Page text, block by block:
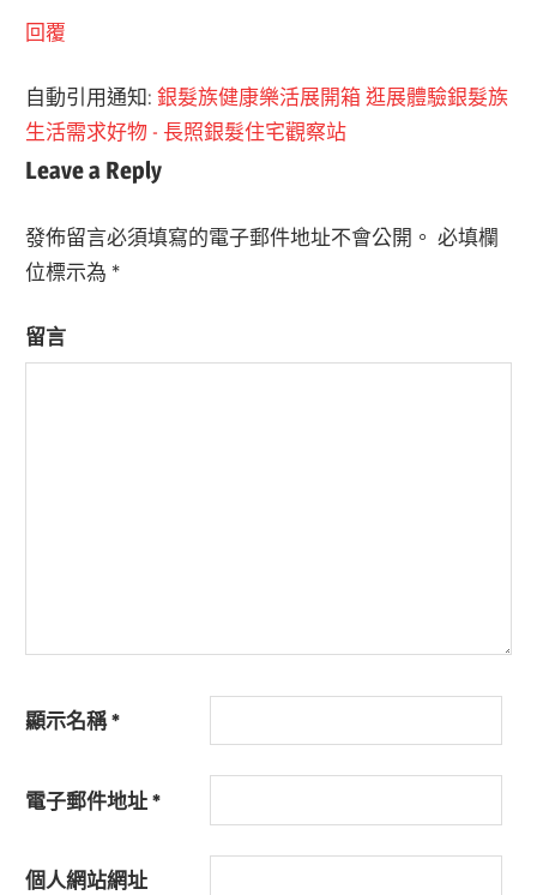
回覆
自動引用通知:銀髮族健康樂活展開箱 逛展體驗銀髮族
生活需求好物 - 長照銀髮住宅觀察站
Leave a Reply
發佈留言必須填寫的電子郵件地址不會公開。 必填欄
位標示為 *
留言
顯示名稱*
電子郵件地址*
個人網站網址